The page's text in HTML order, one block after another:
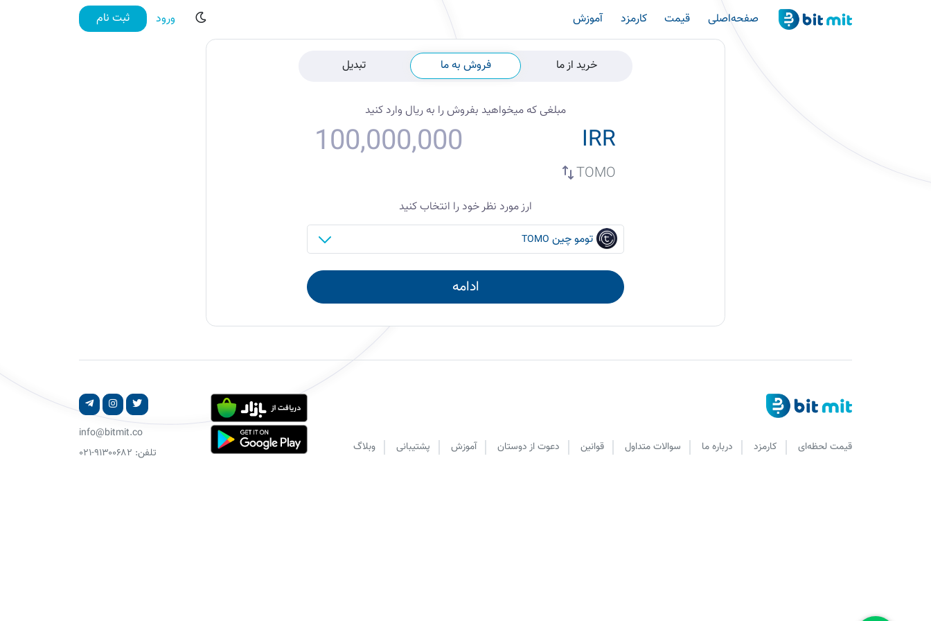
صفحه‌اصلی قیمت کارمزد آموزش ورود ثبت نام
خرید از ما فروش به ما تبدیل
مبلغی که میخواهید بفروش را به ریال وارد کنید
IRR
TOMO
ارز مورد نظر خود را انتخاب کنید
تومو چین TOMO
ادامه
قیمت لحظه‌ای کارمزد درباره ما سوالات متداول قوانین دعوت از دوستان آموزش پشتیبانی وبلاگ
info@bitmit.co
تلفن: ۹۱۳۰۰۶۸۲-۰۲۱